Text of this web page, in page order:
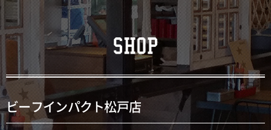
ビーフインパクト松戸店